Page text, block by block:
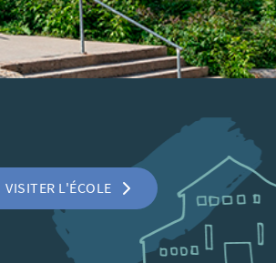
VISITER L'ÉCOLE